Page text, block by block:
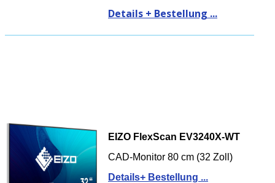
Details + Bestellung ...
EIZO FlexScan EV3240X-WT
CAD-Monitor 80 cm (32 Zoll)
Details+ Bestellung ...